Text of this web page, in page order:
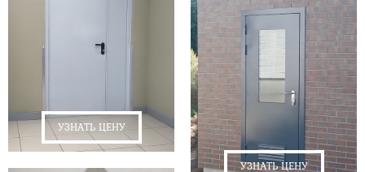
УЗНАТЬ ЦЕНУ
УЗНАТЬ ЦЕНУ